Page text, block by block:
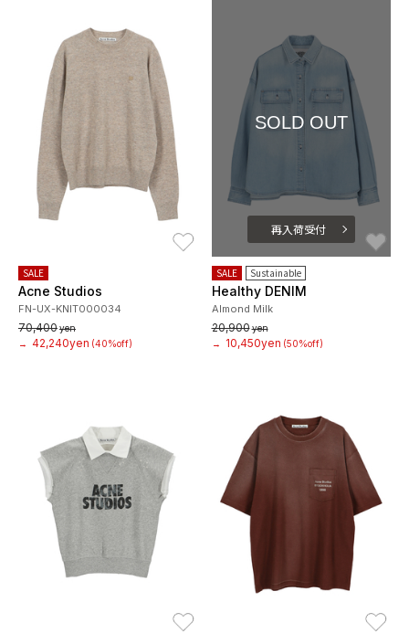
SALE
Acne Studios
FN-UX-KNIT000034
70,400yen
→ 42,240yen (40%off)
SOLD OUT
再入荷受付
SALE Sustainable
Healthy DENIM
Almond Milk
20,900yen
→
10,450yen (50%off)